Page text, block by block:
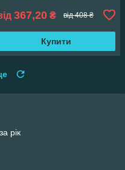
367,20 ₴ від 408 ₴
Купити
рік